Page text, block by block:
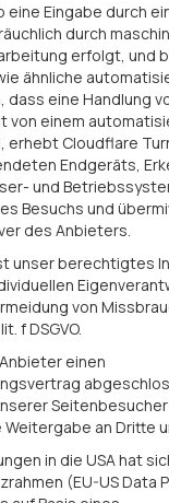
Eingabe durch
durch
erfolgt, und
ähnliche
eine Handlung
von einem
erhebt Cloudflare
Endgeräts,
und
Besuchs und
des Anbieters.
unser berechtigtes
von
f DSGVO.
einen
an Dritte
in die USA hat
(EU-US Data